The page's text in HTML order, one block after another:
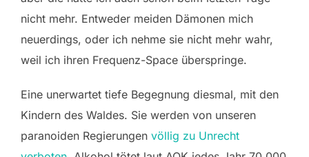
nicht mehr. Entweder meiden Dämonen mich
neuerdings, oder ich nehme sie nicht mehr wahr,
weil ich ihren Frequenz-Space überspringe.
Eine unerwartet tiefe Begegnung diesmal, mit den
Kindern des Waldes. Sie werden von unseren
paranoiden Regierungen völlig zu Unrecht